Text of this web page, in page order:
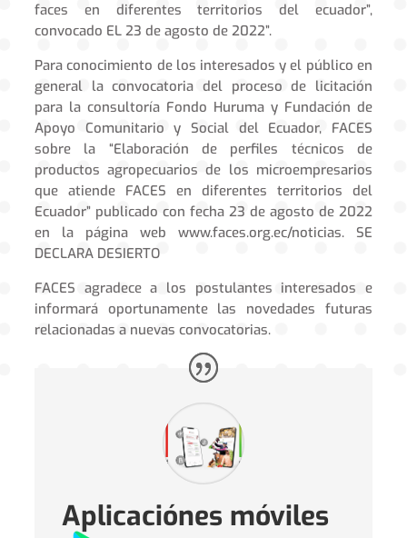
faces en diferentes territorios del ecuador”,
convocado EL 23 de agosto de 2022”.
Para conocimiento de los interesados y el público en
general la convocatoria del proceso de licitación
para la consultoría Fondo Huruma y Fundación de
Apoyo Comunitario y Social del Ecuador, FACES
sobre la “Elaboración de perfiles técnicos de
productos agropecuarios de los microempresarios
que atiende FACES en diferentes territorios del
Ecuador” publicado con fecha 23 de agosto de 2022
en la página web www.faces.org.ec/noticias. SE
DECLARA DESIERTO
FACES agradece a los postulantes interesados e
informará oportunamente las novedades futuras
relacionadas a nuevas convocatorias.
Aplicaciónes móviles